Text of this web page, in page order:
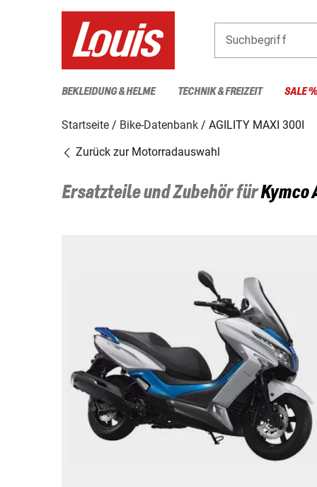
Suchbegriff
BEKLEIDUNG & HELME TECHNIK & FREIZEIT SALE %
Startseite Bike-Datenbank
AGILITY MAXI 300I
Zurück zur Motorradauswahl
Ersatzteile und Zubehör fürKymco